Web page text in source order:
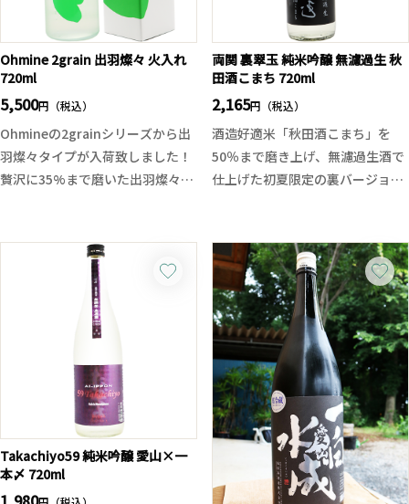
Ohmine 2grain 出羽燦々 火入れ
720ml
5,500円（税込）
Ohmineの2grainシリーズから出
羽燦々タイプが入荷致しました！
贅沢に35%まで磨いた出羽燦々を
ふっくらとした香りと豊かな旨
味、柑橘の皮を彷彿とさせるドラ
イな後味が特徴的なギフトにもお
勧めな一本です。
両関 裏翠玉 純米吟醸 無濾過生 秋
田酒こまち 720ml
2,165円（税込）
酒造好適米「秋田酒こまち」を
50％まで磨き上げ、無濾過生酒で
仕上げた初夏限定の裏バージョン
らしい華やかで芳醇な吟醸香。口
に含むと、みずみずしい果実感と
透明感ある旨味が広がり、後半は
やや辛口にキレていく軽快な仕上
がり。
無濾過生ならではのフレッシュ感
と、柔らかく伸びやかな味わいが
心地よく、これからの季節にぴっ
たりの一本です。
定番の表翠玉とはまた違う、味わ
いのコントラストもぜひお楽しみ
ください。しっかり冷やしてお楽
Takachiyo59 純米吟醸 愛山×一
本〆 720ml